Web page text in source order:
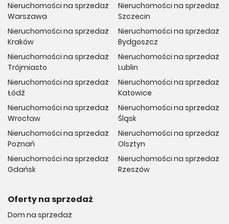
Nieruchomości na sprzedaż
Warszawa
Nieruchomości na sprzedaż
Kraków
Nieruchomości na sprzedaż
Trójmiasto
Nieruchomości na sprzedaż
Łódź
Nieruchomości na sprzedaż
Wrocław
Nieruchomości na sprzedaż
Poznań
Nieruchomości na sprzedaż
Gdańsk
Nieruchomości na sprzedaż
Szczecin
Nieruchomości na sprzedaż
Bydgoszcz
Nieruchomości na sprzedaż
Lublin
Nieruchomości na sprzedaż
Katowice
Nieruchomości na sprzedaż
Śląsk
Nieruchomości na sprzedaż
Olsztyn
Nieruchomości na sprzedaż
Rzeszów
Oferty na sprzedaż
Dom na sprzedaż